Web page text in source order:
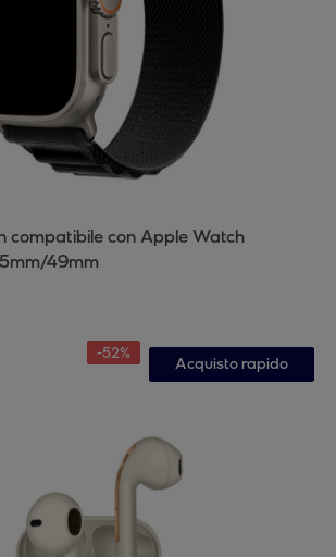
compatibile con Apple Watch
49mm
-52%
Acquisto rapido